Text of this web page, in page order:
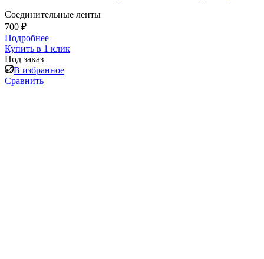
Соединительные ленты
700 ₽
Подробнее
Купить в 1 клик
Под заказ
В избранное
Сравнить